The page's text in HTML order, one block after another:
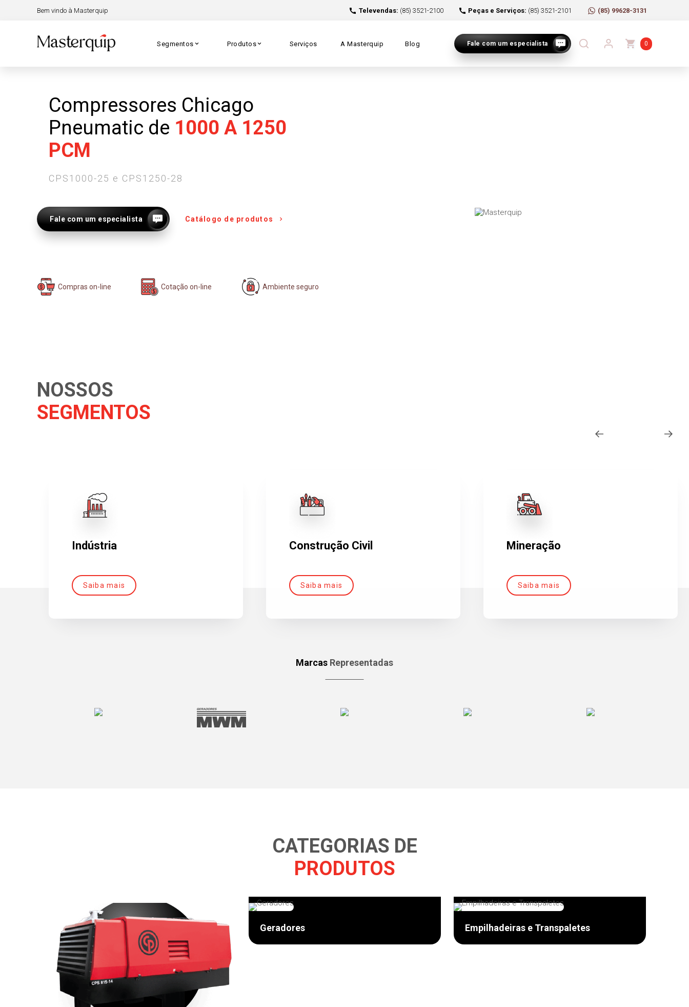
Bem vindo à Masterquip Televendas: (85) 3521-2100 Peças e Serviços: (85) 3521-2101 (85) 99628-3131
Segmentos Produtos Serviços A Masterquip Blog Fale com um especialista 0
Compressores Chicago
Pneumatic de 1000 A 1250
PCM
CPS1000-25 e CPS1250-28
Fale com um especialista Catálogo de produtos
Compras on-line Cotação on-line Ambiente seguro
NOSSOS
SEGMENTOS
Indústria
Saiba mais
Construção Civil
Saiba mais
Mineração
Saiba mais
Marcas Representadas
CATEGORIAS DE
PRODUTOS
Geradores Empilhadeiras e Transpaletes